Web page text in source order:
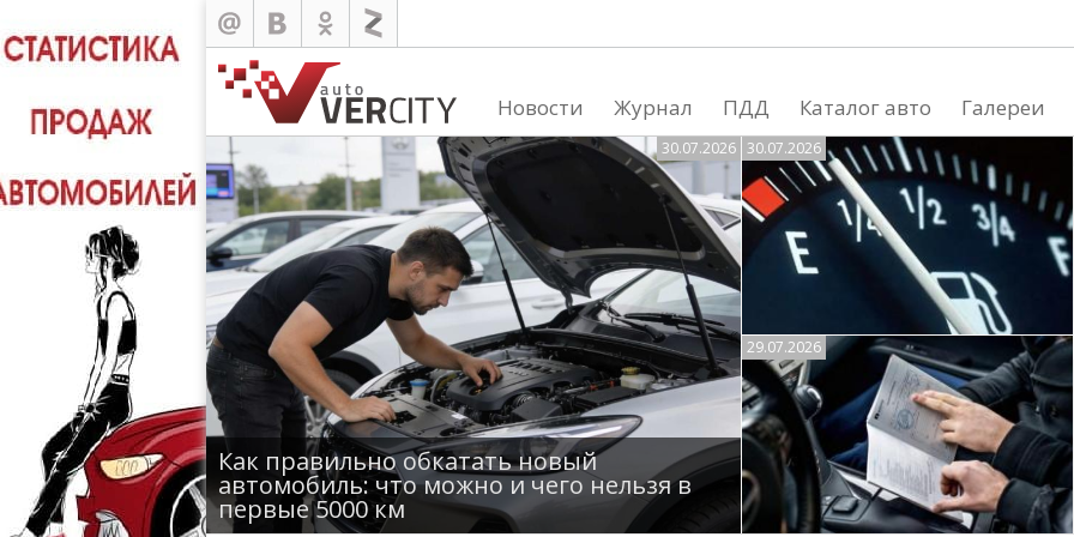
Новости Журнал ПДД Каталог авто Галереи
Как правильно обкатать новый
автомобиль: что можно и чего нельзя в
первые 5000 км
30.07.2026
Почему растет расход топлива
и как его снизить
30.07.2026
29.07.2026